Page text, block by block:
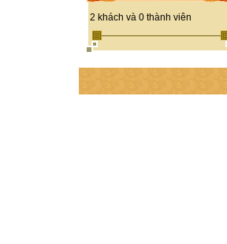
2 khách và 0 thành viên